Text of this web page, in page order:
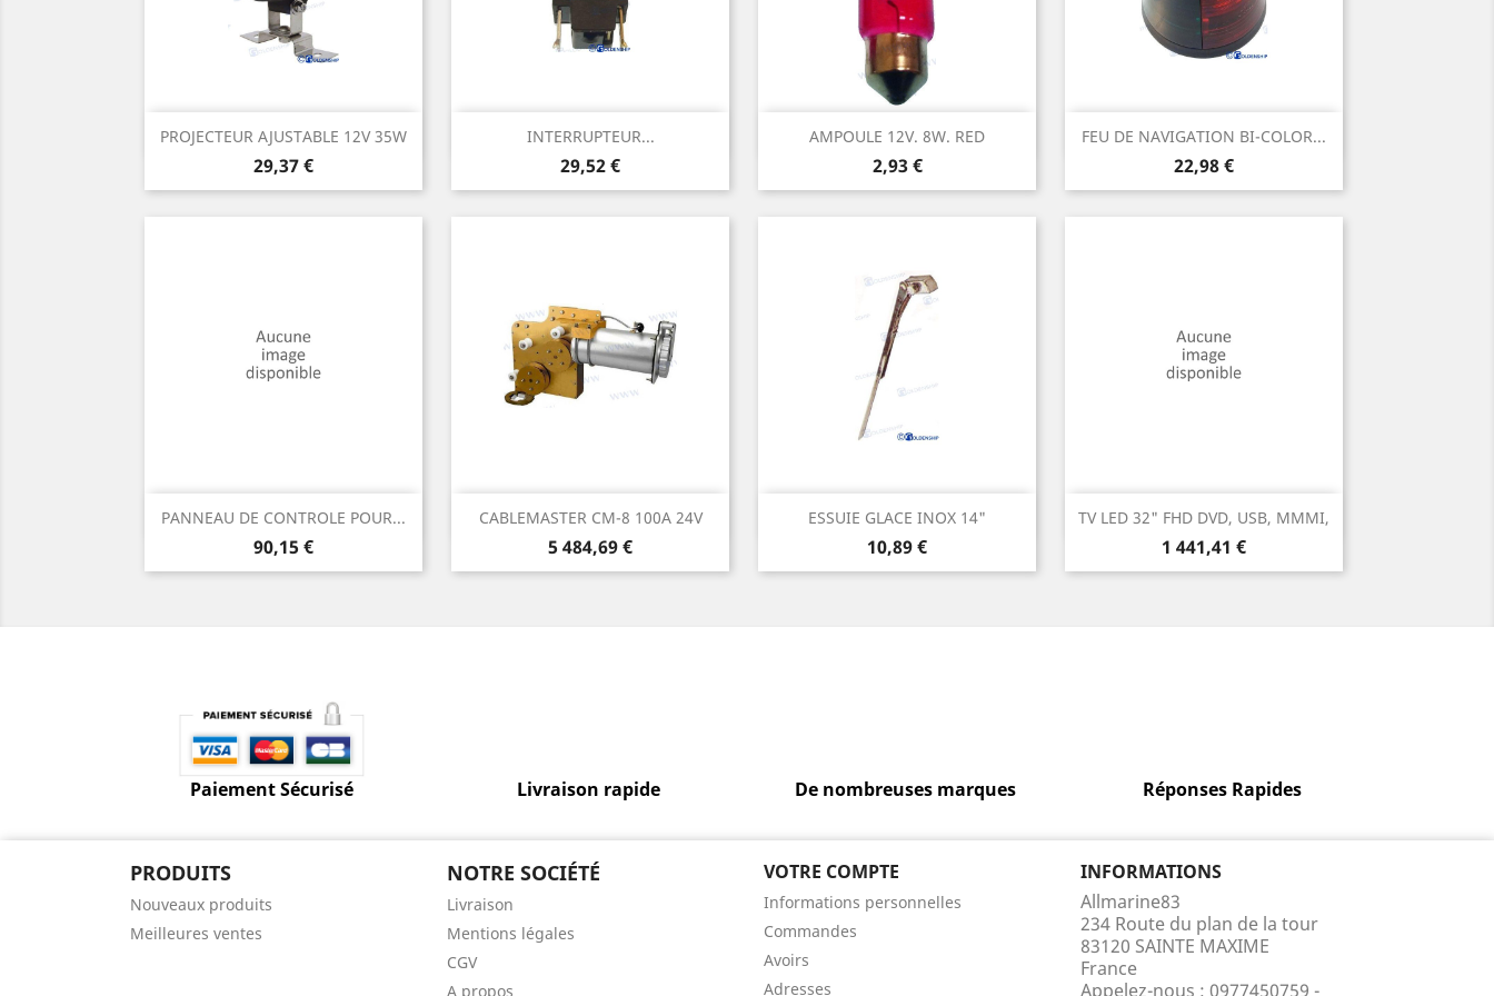
PROJECTEUR AJUSTABLE 12V 35W
Prix
29,37 €
Aperçu rapide INTERRUPTEUR...
Prix
29,52 €
Aperçu rapide AMPOULE 12V. 8W. RED
Prix
2,93 €
Aperçu rapide FEU DE NAVIGATION BI-COLOR...
Prix
22,98 €
Aperçu rapide
PANNEAU DE CONTROLE POUR...
Prix
90,15 €
 Aperçu rapide CABLEMASTER CM-8 100A 24V
Prix
5 484,69 €
Aperçu rapide ESSUIE GLACE INOX 14"
Prix
10,89 €
Aperçu rapide TV LED 32" FHD DVD, USB, MMMI,
Prix
1 441,41 €
Aperçu rapide
Paiement Sécurisé Livraison rapide De nombreuses marques Réponses Rapides
PRODUITS
Nouveaux produits
Meilleures ventes
NOTRE SOCIÉTÉ
Livraison
Mentions légales
CGV
A propos
VOTRE COMPTE
Informations personnelles
Commandes
Avoirs
Adresses
INFORMATIONS
Allmarine83
234 Route du plan de la tour
83120 SAINTE MAXIME
France
Appelez-nous : 0977450759 -